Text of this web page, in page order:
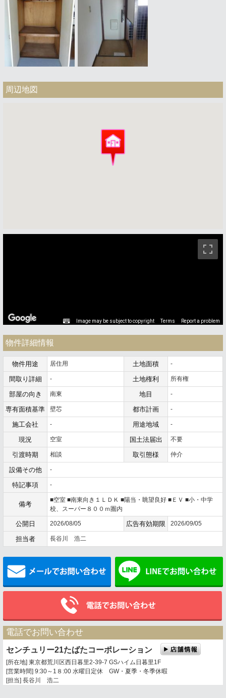
周辺地図
Image may be subject to copyright Terms Report a problem
物件詳細情報
物件用途 居住用 土地面積 -
間取り詳細 - 土地権利 所有権
部屋の向き 南東 地目 -
専有面積基準 壁芯 都市計画 -
施工会社 - 用途地域 -
現況 空室 国土法届出 不要
引渡時期 相談 取引態様 仲介
設備その他 -
特記事項 -
備考
■空室 ■南東向き１ＬＤＫ ■陽当・眺望良好 ■ＥＶ ■小・中学
校、スーパー８００ｍ圏内
公開日 2026/08/05 広告有効期限 2026/09/05
担当者 長谷川 浩二
メールでお問い合わせ
電話でお問い合わせ
センチュリー21たばたコーポレーション
[所在地] 東京都荒川区西日暮里2-39-7 GSハイム日暮里1F
[営業時間] 9:30～1８:00 水曜日定休 GW・夏季・冬季休暇
[担当] 長谷川 浩二